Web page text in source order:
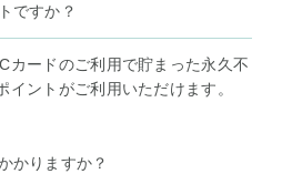
ですか？
カードのご利用で貯まった永久不
イントがご利用いただけます。
かりますか？